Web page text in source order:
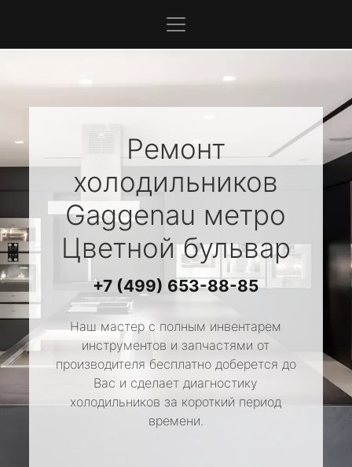
Ремонт
холодильников
Gaggenau метро
Цветной бульвар
+7 (499) 653-88-85
Наш мастер с полным инвентарем
инструментов и запчастями от
производителя бесплатно доберется до
Вас и сделает диагностику
холодильников за короткий период
времени.